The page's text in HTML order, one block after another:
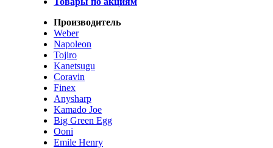
Производитель
Weber
Napoleon
Tojiro
Kanetsugu
Coravin
Finex
Anysharp
Kamado Joe
Big Green Egg
Ooni
Emile Henry